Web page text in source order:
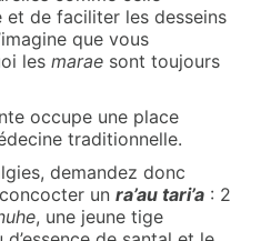
et de faciliter les desseins
que vous
les marae sont toujours
occupe une place
traditionnelle.
demandez donc
un ra’au tari’a : 2
, une jeune tige